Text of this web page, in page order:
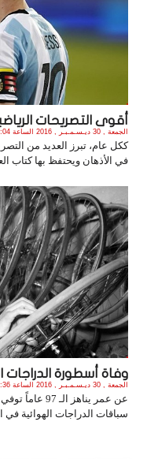
أقوى التصريحات الرياضية
الجمعة , 30 ديـسـمـبـر , 2016 الساعة 5:25:04 PM
ككل عام، تبرز العديد من
في الأذهان ويحتفظ بها كتاب
وفاة أسطورة الدراجات
الجمعة , 30 ديـسـمـبـر , 2016 الساعة 5:21:36 PM
عن عمر يناهز
سباقات الدراجات الهوائية في